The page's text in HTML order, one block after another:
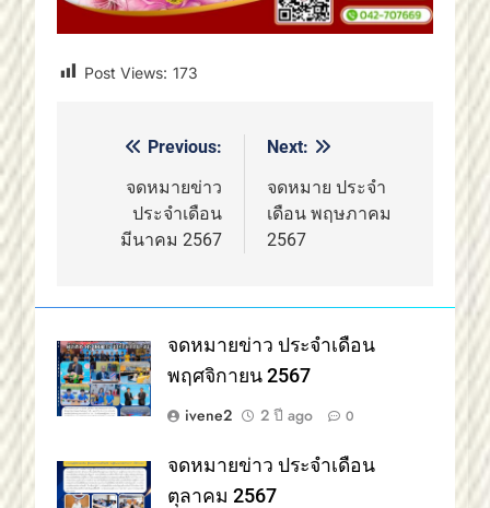
Post Views: 173
แนะแนว
เรื่อง
Previous:
จดหมายข่าว
ประจำเดือน
มีนาคม 2567
Next:
จดหมาย ประจำ
เดือน พฤษภาคม
2567
จดหมายข่าว ประจำเดือน
พฤศจิกายน 2567
ivene2
2 ปี ago 0
จดหมายข่าว ประจำเดือน
ตุลาคม 2567